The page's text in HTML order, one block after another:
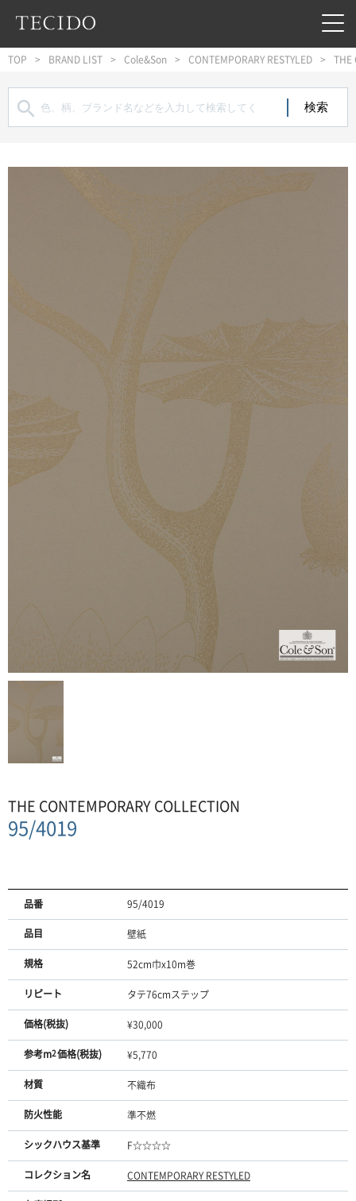
フッターへジャンプ
TOP BRAND LIST Cole&Son CONTEMPORARY RESTYLED THE

THE CONTEMPORARY COLLECTION
95/4019
品番 95/4019
品目 壁紙
規格 52cm巾x10m巻
リピート タテ76cmステップ
価格(税抜) ¥30,000
参考m2価格(税抜) ¥5,770
材質 不織布
防火性能 準不燃
シックハウス基準 F☆☆☆☆
コレクション名 CONTEMPORARY RESTYLED